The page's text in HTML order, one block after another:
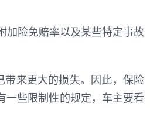
加险免赔率以及某些特定事故
带来更大的损失。因此，保险
一些限制性的规定，车主要看